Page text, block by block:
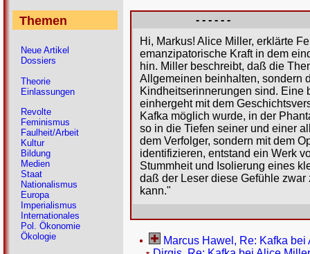
- - - - - -
Hi, Markus! Alice Miller, erklärte
emanzipatorische Kraft in dem
hin. Miller beschreibt, daß die
Allgemeinen beinhalten, sondern
Kindheitserinnerungen sind. Eine
einhergeht mit dem
Kafka möglich wurde, in der
so in die Tiefen seiner und einer
dem Verfolger, sondern mit dem
identifizieren, entstand ein Werk
Stummheit und Isolierung eines
daß der Leser diese Gefühle
kann."
Marcus Hawel, Re: Kafka
Themen
Neue Artikel
Dossiers
Theorie
Einlassungen
Revolte
Feminismus
Faulheit/Arbeit
Kultur
Bildung
Medien
Staat
Nationalismus
Europa
Imperialismus
Internationales
Pol. Ökonomie
Ökologie